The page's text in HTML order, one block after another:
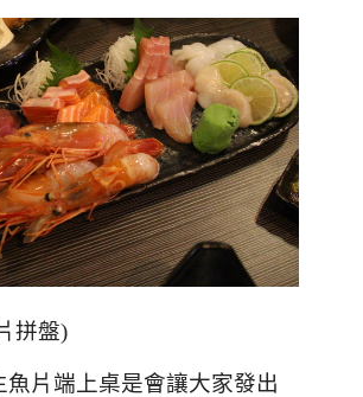
拼盤)
魚片端上桌是會讓大家發出